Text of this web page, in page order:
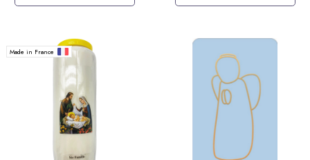
Made in France